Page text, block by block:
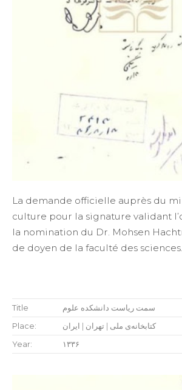
La demande officielle auprès du
culture pour la signature validant
la nomination du Dr. Mohsen
de doyen de la faculté des sciences.
Title
سمت ریاست دانشکده علوم
Place:
کتابخانه‌ی ملی | تهران | ایران
Year:
۱۳۳۶